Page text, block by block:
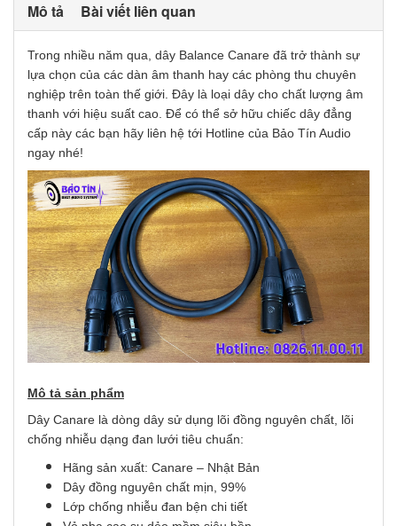
Mô tả Bài viết liên quan
Trong nhiều năm qua, dây Balance Canare đã trở thành sự
lựa chọn của các dàn âm thanh hay các phòng thu chuyên
nghiệp trên toàn thế giới. Đây là loại dây cho chất lượng âm
thanh với hiệu suất cao. Để có thể sở hữu chiếc dây đẳng
cấp này các bạn hãy liên hệ tới Hotline của Bảo Tín Audio
ngay nhé!
Mô tả sản phẩm
Dây Canare là dòng dây sử dụng lõi đồng nguyên chất, lõi
chống nhiễu dạng đan lưới tiêu chuẩn:
Hãng sản xuất: Canare – Nhật Bản
Dây đồng nguyên chất mịn, 99%
Lớp chống nhiễu đan bện chi tiết